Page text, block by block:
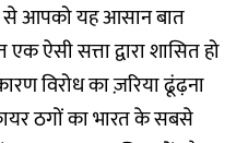
से आपको यह आसान बात
ऐसी सत्ता द्वारा शासित हो
विरोध का ज़रिया ढूंढ़ना
ठगों का भारत के सबसे